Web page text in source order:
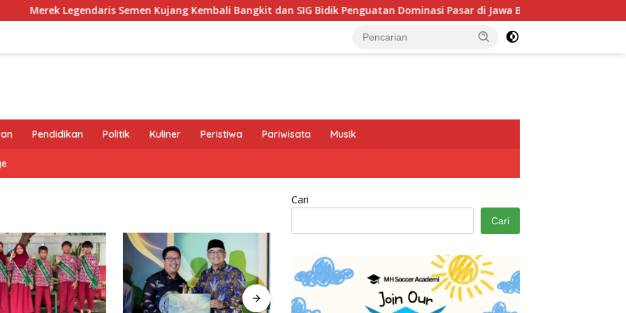
Legendaris Semen Kujang Kembali Bangkit dan SIG Bidik Penguatan Dominasi Pasar di Jawa Barat
Pendidikan Politik Kuliner Peristiwa Pariwisata Musik
Cari
Cari